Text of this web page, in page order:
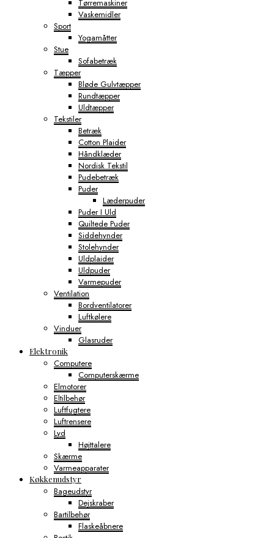
Tørremaskiner
Vaskemidler
Sport
Yogamåtter
Stue
Sofabetræk
Tæpper
Bløde Gulvtæpper
Rundtæpper
Uldtæpper
Tekstiler
Betræk
Cotton Plaider
Håndklæder
Nordisk Tekstil
Pudebetræk
Puder
Læderpuder
Puder I Uld
Quiltede Puder
Siddehynder
Stolehynder
Uldplaider
Uldpuder
Varmepuder
Ventilation
Bordventilatorer
Luftkølere
Vinduer
Glasruder
Elektronik
Computere
Computerskærme
Elmotorer
Eltilbehør
Luftfugtere
Luftrensere
Lyd
Højttalere
Skærme
Varmeapparater
Køkkenudstyr
Bageudstyr
Dejskraber
Bartilbehør
Flaskeåbnere